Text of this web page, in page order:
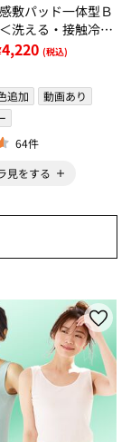
敷パッド一体型Ｂ
洗える・接触冷
・時短・家事楽・
ツ・寝苦しさ対策
4,220 (税込)
追加
動画あり
64件
見をする